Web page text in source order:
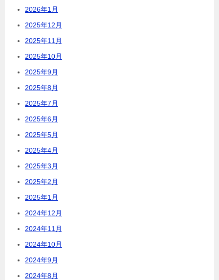
2026年1月
2025年12月
2025年11月
2025年10月
2025年9月
2025年8月
2025年7月
2025年6月
2025年5月
2025年4月
2025年3月
2025年2月
2025年1月
2024年12月
2024年11月
2024年10月
2024年9月
2024年8月